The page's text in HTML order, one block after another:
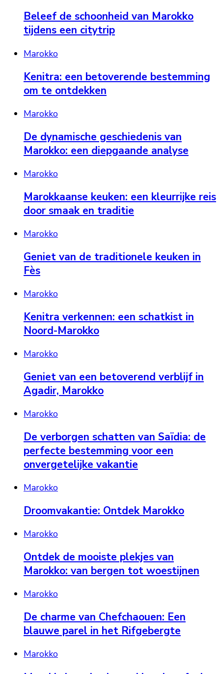
Beleef de schoonheid van Marokko
tijdens een citytrip
Marokko
Kenitra: een betoverende bestemming
om te ontdekken
Marokko
De dynamische geschiedenis van
Marokko: een diepgaande analyse
Marokko
Marokkaanse keuken: een kleurrijke reis
door smaak en traditie
Marokko
Geniet van de traditionele keuken in
Fès
Marokko
Kenitra verkennen: een schatkist in
Noord-Marokko
Marokko
Geniet van een betoverend verblijf in
Agadir, Marokko
Marokko
De verborgen schatten van Saïdia: de
perfecte bestemming voor een
onvergetelijke vakantie
Marokko
Droomvakantie: Ontdek Marokko
Marokko
Ontdek de mooiste plekjes van
Marokko: van bergen tot woestijnen
Marokko
De charme van Chefchaouen: Een
blauwe parel in het Rifgebergte
Marokko